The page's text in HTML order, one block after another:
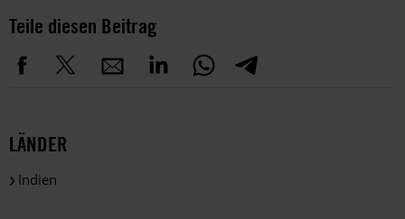
Teile diesen Beitrag
LÄNDER
Indien